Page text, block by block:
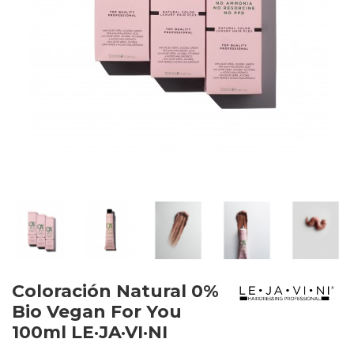
Coloración Natural 0%
Bio Vegan For You
100ml LE·JA·VI·NI